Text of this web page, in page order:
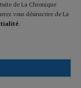
de La Chronique
vous désinscrire de La
.